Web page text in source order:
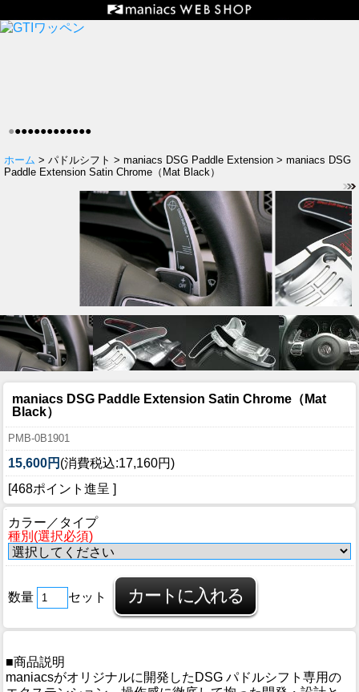
●●●●●●●●●●●●●
ホーム > パドルシフト > maniacs DSG Paddle Extension > maniacs DSG
Paddle Extension Satin Chrome（Mat Black）
maniacs DSG Paddle Extension Satin Chrome（Mat
Black）
PMB-0B1901
15,600円 (消費税込:17,160円)
[468ポイント進呈 ]
カラー／タイプ
種別(選択必須)
数量 セット
■商品説明
maniacsがオリジナルに開発したDSG パドルシフト専用の